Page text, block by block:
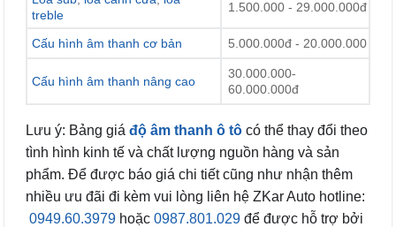
treble
1.500.000 - 29.000.000đ
Cấu hình âm thanh cơ bản 5.000.000đ - 20.000.000
Cấu hình âm thanh nâng cao
30.000.000-
60.000.000đ
Lưu ý: Bảng giá độ âm thanh ô tô có thể thay đổi theo
tình hình kinh tế và chất lượng nguồn hàng và sản
phẩm. Để được báo giá chi tiết cũng như nhận thêm
nhiều ưu đãi đi kèm vui lòng liên hệ ZKar Auto hotline:
0949.60.3979 hoặc 0987.801.029 để được hỗ trợ bởi